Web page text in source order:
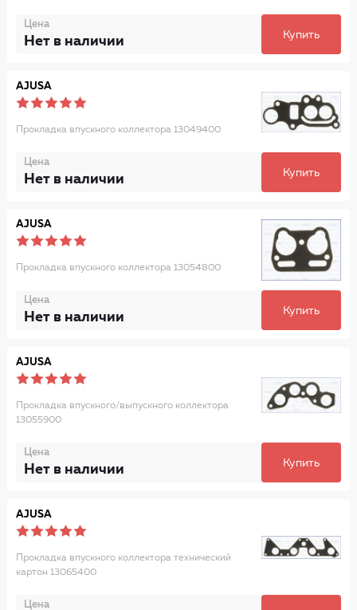
Цена
Нет в наличии Купить
AJUSA
Прокладка впускного коллектора 13049400
Цена
Нет в наличии Купить
AJUSA
Прокладка впускного коллектора 13054800
Цена
Нет в наличии Купить
AJUSA
Прокладка впускного/выпускного коллектора
13055900
Цена
Нет в наличии Купить
AJUSA
Прокладка впускного коллектора технический
картон 13065400
Цена